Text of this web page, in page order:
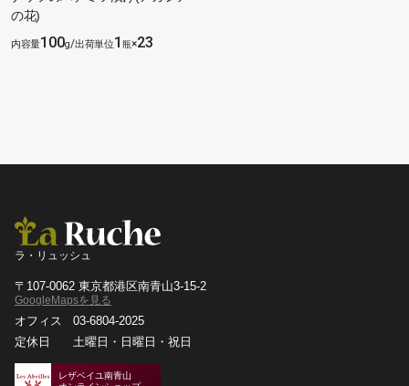
の花)
100 / 1 ×23
ラ・リュッシュ
〒107-0062 東京都港区南青山3-15-2
GoogleMapsを見る
オフィス
03-6804-2025
定休日
土曜日・日曜日・祝日
レザベイユ南青山